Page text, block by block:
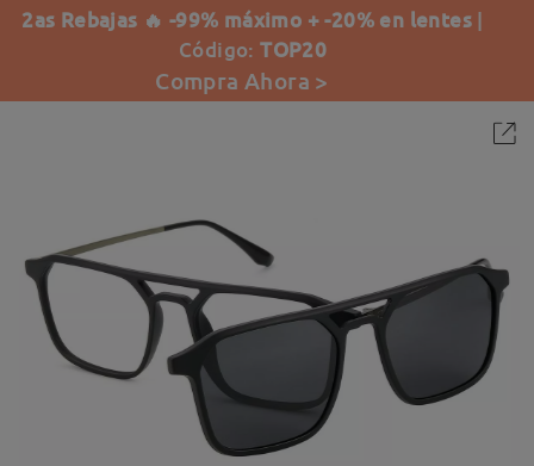
2as Rebajas 🔥 -99% máximo + -20% en lentes |
Código:TOP20
Compra Ahora >